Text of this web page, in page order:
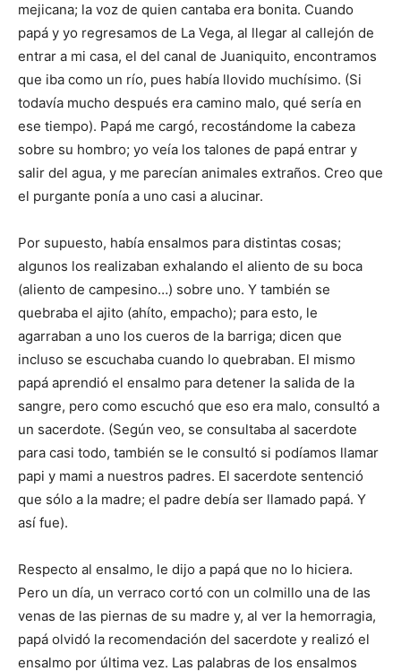
mejicana; la voz de quien cantaba era bonita. Cuando
papá y yo regresamos de La Vega, al llegar al callejón de
entrar a mi casa, el del canal de Juaniquito, encontramos
que iba como un río, pues había llovido muchísimo. (Si
toda­vía mucho después era ca­mino malo, qué sería en
ese tiempo). Papá me cargó, re­costándome la cabeza
sobre su hombro; yo veía los talo­nes de papá entrar y
salir del agua, y me parecían anima­les extraños. Creo que
el purgante ponía a uno casi a alucinar.
Por supuesto, había en­salmos para distintas cosas;
algunos los realizaban exhalando el aliento de su boca
(aliento de campesino…) sobre uno. Y también se
quebraba el ajito (ahíto, em­pacho); para esto, le
agarraban a uno los cueros de la barriga; dicen que
incluso se escuchaba cuando lo quebraban. El mismo
papá aprendió el ensalmo para detener la salida de la
sangre, pero como escuchó que eso era malo, consultó a
un sacerdote. (Según veo, se consultaba al sacerdote
para casi todo, también se le consultó si podíamos llamar
papi y mami a nuestros pa­dres. El sacerdote sentenció
que sólo a la madre; el padre debía ser llamado papá. Y
así fue).
Respecto al ensalmo, le dijo a papá que no lo hiciera.
Pero un día, un verraco cor­tó con un colmillo una de las
venas de las piernas de su madre y, al ver la hemorragia,
papá olvidó la recomendación del sacerdote y rea­lizó el
ensalmo por última vez. Las palabras de los en­salmos